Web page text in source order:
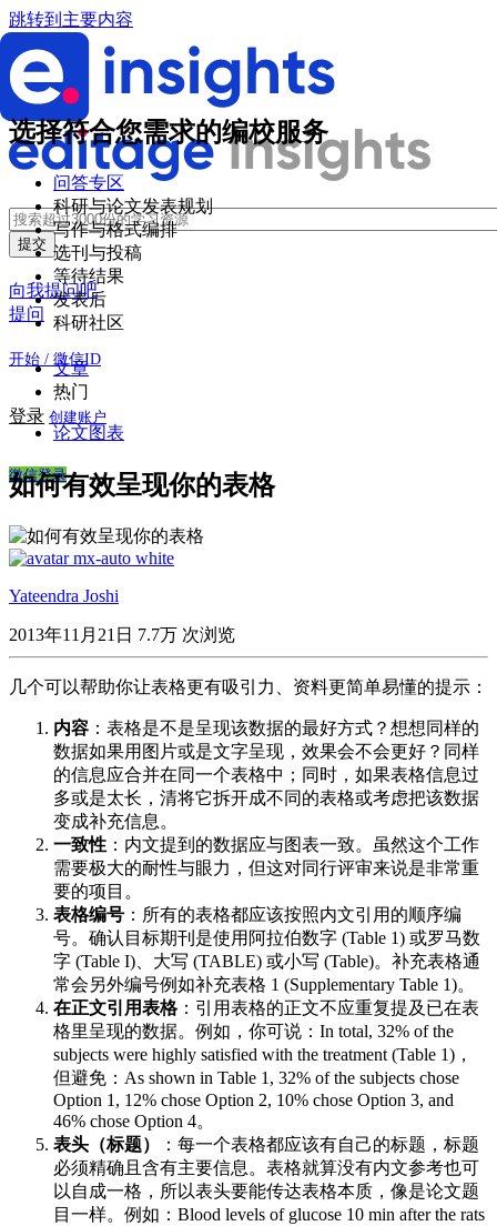
跳转到主要内容
向我提问吧
提问
开始 / 微信ID
登录 创建账户
微信登录
选择符合您需求的编校服务
问答专区
科研与论文发表规划
写作与格式编排
选刊与投稿
等待结果
发表后
科研社区
文章
热门
论文图表
如何有效呈现你的表格
Yateendra Joshi
2013年11月21日 7.7万 次浏览
几个可以帮助你让表格更有吸引力、资料更简单易懂的提示：
内容 ：表格是不是呈现该数据的最好方式？想想同样的
数据如果用图片或是文字呈现，效果会不会更好？同样
的信息应合并在同一个表格中；同时，如果表格信息过
多或是太长，清将它拆开成不同的表格或考虑把该数据
变成补充信息。
一致性 ：内文提到的数据应与图表一致。虽然这个工作
需要极大的耐性与眼力，但这对同行评审来说是非常重
要的项目。
表格编号 ：所有的表格都应该按照内文引用的顺序编
号。确认目标期刊是使用阿拉伯数字 (Table 1) 或罗马数
字 (Table I)、大写 (TABLE) 或小写 (Table)。补充表格通
常会另外编号例如补充表格 1 (Supplementary Table 1)。
在正文引用表格：引用表格的正文不应重复提及已在表
格里呈现的数据。例如，你可说：In total, 32% of the
subjects were highly satisfied with the treatment (Table 1)，
但避免：As shown in Table 1, 32% of the subjects chose
Option 1, 12% chose Option 2, 10% chose Option 3, and
46% chose Option 4。
表头（标题）
：每一个表格都应该有自己的标题，标题
必须精确且含有主要信息。表格就算没有内文参考也可
以自成一格，所以表头要能传达表格本质，像是论文题
目一样。例如：Blood levels of glucose 10 min after the rats